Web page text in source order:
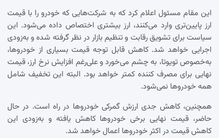
این مقام مسئول اعلام کرد که به شرکت‌هایی که خودرو را با قیمت
ارز پایین‌تری وارد می‌کنند، ارز بیشتری اختصاص داده می‌شود. این
سیاست برای تشویق رقابت و تنظیم بازار در نظر گرفته شده و به‌زودی
اجرایی خواهد شد. کاهش قابل توجه قیمت بسیاری از خودروها،
به‌خصوص تویوتا، به چشم می‌خورد و علی‌رغم افزایش نرخ ارز، قیمت
نهایی برای مصرف کننده کمتر خواهد بود. البته این تخفیف شامل
همه خودروها نمی‌شود.
همچنین، کاهش جدی ارزش گمرکی خودروها در راه است. در حال
حاضر، قیمت نهایی برخی خودروها کاهش یافته و به‌زودی این
کاهش قیمت در اکثر خودروها اعمال خواهد شد.